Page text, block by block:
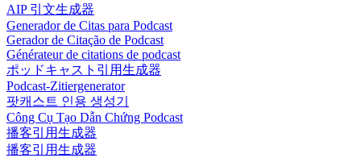
AIP 引文生成器
Generador de Citas para Podcast
Gerador de Citação de Podcast
Générateur de citations de podcast
ポッドキャスト引用生成器
Podcast-Zitiergenerator
팟캐스트 인용 생성기
Công Cụ Tạo Dẫn Chứng Podcast
播客引用生成器
播客引用生成器